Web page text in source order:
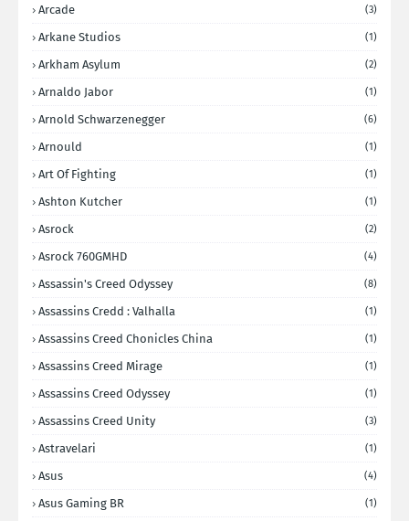
Arcade (3)
Arkane Studios (1)
Arkham Asylum (2)
Arnaldo Jabor (1)
Arnold Schwarzenegger (6)
Arnould (1)
Art Of Fighting (1)
Ashton Kutcher (1)
Asrock (2)
Asrock 760GMHD (4)
Assassin's Creed Odyssey (8)
Assassins Credd : Valhalla (1)
Assassins Creed Chonicles China (1)
Assassins Creed Mirage (1)
Assassins Creed Odyssey (1)
Assassins Creed Unity (3)
Astravelari (1)
Asus (4)
Asus Gaming BR (1)